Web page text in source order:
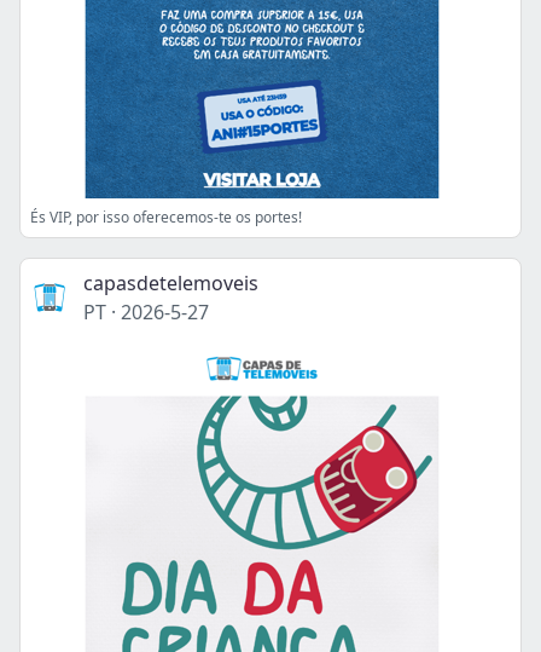
És VIP, por isso oferecemos-te os portes!
capasdetelemoveis
PT · 2026-5-27